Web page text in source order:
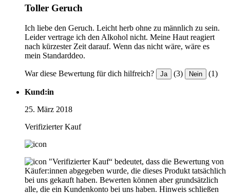
Toller Geruch
Ich liebe den Geruch. Leicht herb ohne zu männlich zu sein.
Leider vertrage ich den Alkohol nicht. Meine Haut reagiert
nach kürzester Zeit darauf. Wenn das nicht wäre, wäre es
mein Standarddeo.
War diese Bewertung für dich hilfreich? Ja (3) Nein (1)
Kund:in
25. März 2018
Verifizierter Kauf
"Verifizierter Kauf“ bedeutet, dass die Bewertung von
Käufer:innen abgegeben wurde, die dieses Produkt tatsächlich
bei uns gekauft haben. Bewerten können aber grundsätzlich
alle, die ein Kundenkonto bei uns haben. Hinweis schließen